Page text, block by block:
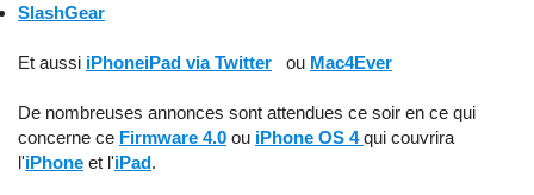
SlashGear
Et aussi iPhoneiPad via Twitter ou Mac4Ever
De nombreuses annonces sont attendues ce soir en ce qui
concerne ce Firmware 4.0 ou iPhone OS 4qui couvrira
l'iPhone et l'iPad.